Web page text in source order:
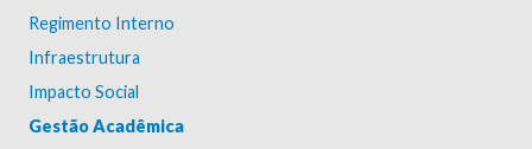
Regimento Interno
Infraestrutura
Impacto Social
Gestão Acadêmica